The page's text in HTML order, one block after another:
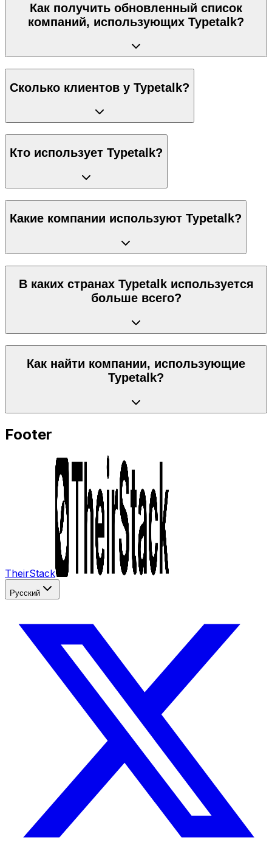
Как получить обновленный список
компаний, использующих Typetalk?
Сколько клиентов у Typetalk?
Кто использует Typetalk?
Какие компании используют Typetalk?
В каких странах Typetalk используется
больше всего?
Как найти компании, использующие
Typetalk?
Footer
TheirStack
Русский